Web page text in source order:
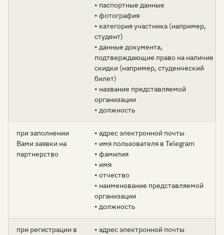
• паспортные данные
• фотография
• категория участника (например,
студент)
• данные документа,
подтверждающие право на наличие
скидки (например, студенческий
билет)
• название представляемой
организации
• должность
при заполнении
Вами заявки на
партнерство
• адрес электронной почты
• имя пользователя в Telegram
• фамилия
• имя
• отчество
• наименование представляемой
организации
• должность
при регистрации в
• адрес электронной почты